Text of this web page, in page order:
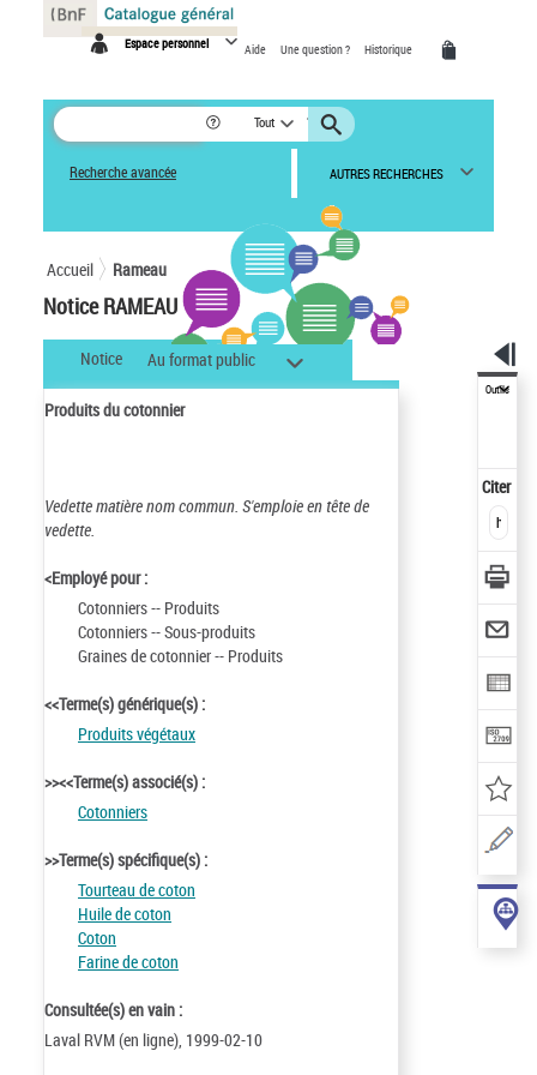
Espace personnel Aide Une question ? Historique
Tout
Recherche avancée AUTRES RECHERCHES
Accueil Rameau
Notice RAMEAU
Notice Au format public
Produits du cotonnier
Vedette matière nom commun. S'emploie en tête de
vedette.
<Employé pour :
Cotonniers -- Produits
Cotonniers -- Sous-produits
Graines de cotonnier -- Produits
<<Terme(s) générique(s) :
Produits végétaux
>><<Terme(s) associé(s) :
Cotonniers
>>Terme(s) spécifique(s) :
Tourteau de coton
Huile de coton
Coton
Farine de coton
Consultée(s) en vain :
Laval RVM (en ligne), 1999-02-10
Outils
Citer
Panneau de gestion des cookies